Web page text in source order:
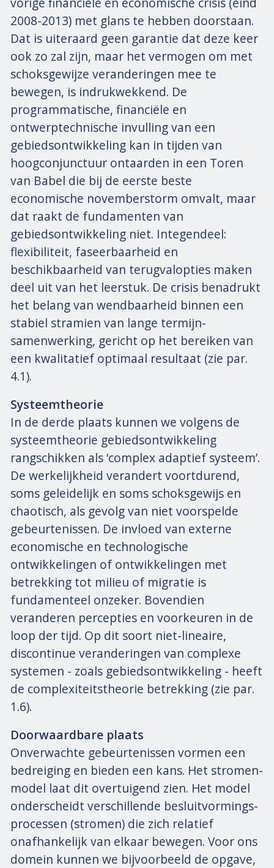
2008-2013) met glans te hebben doorstaan.
Dat is uiteraard geen garantie dat deze keer
ook zo zal zijn, maar het vermogen om met
schoksgewijze veranderingen mee te
bewegen, is indrukwekkend. De
programmatische, financiële en
ontwerptechnische invulling van een
gebiedsontwikkeling kan in tijden van
hoogconjunctuur ontaarden in een Toren
van Babel die bij de eerste beste
economische novemberstorm omvalt, maar
dat raakt de fundamenten van
gebiedsontwikkeling niet. Integendeel:
flexibiliteit, faseerbaarheid en
beschikbaarheid van terugvalopties maken
deel uit van het leerstuk. De crisis benadrukt
het belang van wendbaarheid binnen een
stabiel stramien van lange termijn-
samenwerking, gericht op het bereiken van
een kwalitatief optimaal resultaat (zie par.
4.1).
Systeemtheorie
In de derde plaats kunnen we volgens de
systeemtheorie gebiedsontwikkeling
rangschikken als ‘complex adaptief systeem’.
De werkelijkheid verandert voortdurend,
soms geleidelijk en soms schoksgewijs en
chaotisch, als gevolg van niet voorspelde
gebeurtenissen. De invloed van externe
economische en technologische
ontwikkelingen of ontwikkelingen met
betrekking tot milieu of migratie is
fundamenteel onzeker. Bovendien
veranderen percepties en voorkeuren in de
loop der tijd. Op dit soort niet-lineaire,
discontinue veranderingen van complexe
systemen - zoals gebiedsontwikkeling - heeft
de complexiteitstheorie betrekking (zie par.
1.6).
Doorwaardbare plaats
Onverwachte gebeurtenissen vormen een
bedreiging en bieden een kans. Het stromen-
model laat dit overtuigend zien. Het model
onderscheidt verschillende besluitvormings-
processen (stromen) die zich relatief
onafhankelijk van elkaar bewegen. Voor ons
domein kunnen we bijvoorbeeld de opgave,